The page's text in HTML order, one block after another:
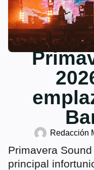
Redacción
Primavera
principal